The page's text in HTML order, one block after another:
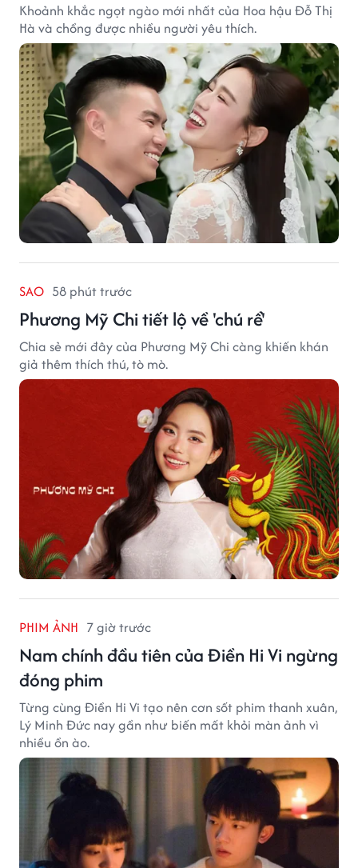
Khoảnh khắc ngọt ngào mới nhất của Hoa hậu Đỗ Thị
Hà và chồng được nhiều người yêu thích.
SAO 58 phút trước
Phương Mỹ Chi tiết lộ về 'chú rể'
Chia sẻ mới đây của Phương Mỹ Chi càng khiến khán
giả thêm thích thú, tò mò.
PHIM ẢNH 7 giờ trước
Nam chính đầu tiên của Điền Hi Vi ngừng
đóng phim
Từng cùng Điền Hi Vi tạo nên cơn sốt phim thanh xuân,
Lý Minh Đức nay gần như biến mất khỏi màn ảnh vì
nhiều ồn ào.